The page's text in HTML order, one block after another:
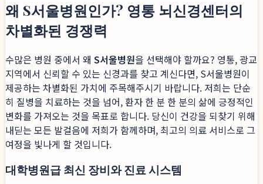
왜 S서울병원인가? 영통 뇌신경센터의
차별화된 경쟁력
수많은 병원 중에서 왜 S서울병원을 선택해야 할까요? 영통, 광교
지역에서 신뢰할 수 있는 신경과를 찾고 계신다면, S서울병원이
제공하는 차별화된 가치에 주목해주시기 바랍니다. 저희는 단순
히 질병을 치료하는 것을 넘어, 환자 한 분 한 분의 삶에 긍정적인
변화를 가져오는 것을 목표로 합니다. 당신이 건강을 되찾기 위해
내딛는 모든 발걸음에 저희가 함께하며, 최고의 의료 서비스로 그
여정을 빛나게 할 것입니다.
대학병원급 최신 장비와 진료 시스템